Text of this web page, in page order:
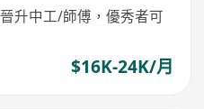
升中工/師傅，優秀者可
$16K-24K/月